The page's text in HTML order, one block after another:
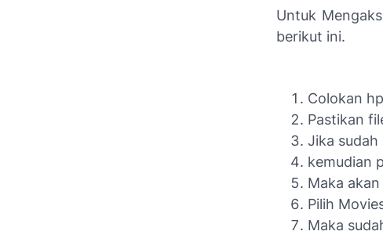
Untuk
berikut ini.
Colokan
Pastikan
Jika sudah
kemudian
Maka
Pilih
Maka